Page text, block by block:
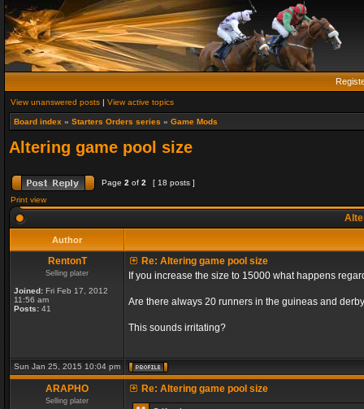
View unanswered posts | View active topics
Board index » Starters Orders series » Game Mods
Altering game pool size
Page 2 of 2
[ 18 posts ]
Print view
Author
RentonT
Selling plater
Joined: Fri Feb 17, 2012
11:56 am
Posts: 41
Re: Altering game pool size
If you increase the size to 15000 what happens
Are there always 20 runners in the guineas and
This sounds irritating?
Sun Jan 25, 2015 10:04 pm
ARAPHO
Selling plater
Re: Altering game pool size